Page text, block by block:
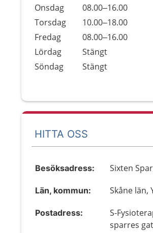
Onsdag
08.00–16.00
Torsdag
10.00–18.00
Fredag
08.00–16.00
Lördag
Stängt
Söndag
Stängt
HITTA OSS
Besöksadress: Sixten
Län, kommun: Skåne län,
Postadress:
S-
sparres